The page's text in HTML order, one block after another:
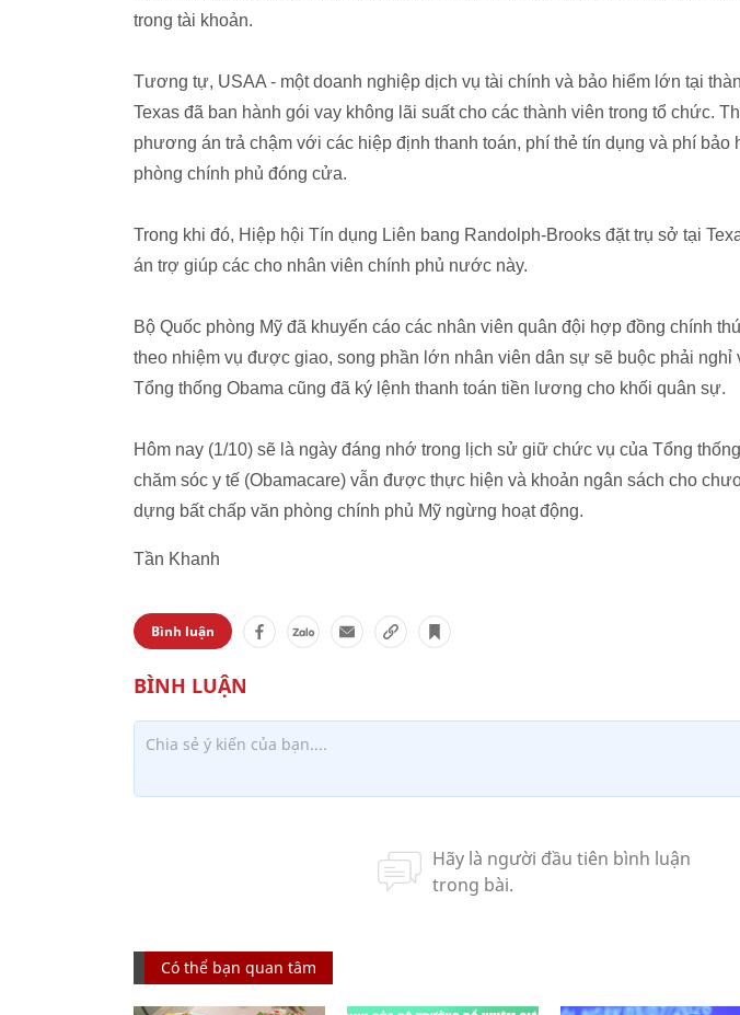
trong tài khoản.
Tương tự, USAA - một doanh nghiệp dịch vụ tài chính và bảo hiểm lớn tại
Texas đã ban hành gói vay không lãi suất cho các thành viên trong tổ chức.
phương án trả chậm với các hiệp định thanh toán, phí thẻ tín dụng và phí bảo
phòng chính phủ đóng cửa.
Trong khi đó, Hiệp hội Tín dụng Liên bang Randolph-Brooks đặt trụ sở tại
án trợ giúp các cho nhân viên chính phủ nước này.
Bộ Quốc phòng Mỹ đã khuyến cáo các nhân viên quân đội hợp đồng chính
theo nhiệm vụ được giao, song phần lớn nhân viên dân sự sẽ buộc phải nghỉ
Tổng thống Obama cũng đã ký lệnh thanh toán tiền lương cho khối quân sự.
Hôm nay (1/10) sẽ là ngày đáng nhớ trong lịch sử giữ chức vụ của Tổng
chăm sóc y tế (Obamacare) vẫn được thực hiện và khoản ngân sách cho
dựng bất chấp văn phòng chính phủ Mỹ ngừng hoạt động.
Tần Khanh
Bình luận
Có thể bạn quan tâm